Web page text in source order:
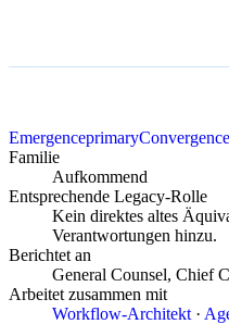
EmergenceprimaryConvergence
Familie
Aufkommend
Entsprechende Legacy-Rolle
Kein direktes altes
Verantwortungen hinzu.
Berichtet an
General Counsel, Chief
Arbeitet zusammen mit
Workflow-Architekt ·